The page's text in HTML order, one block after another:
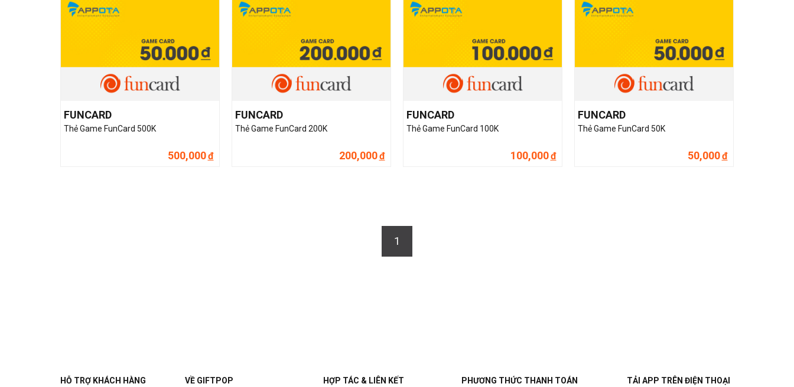
FUNCARD
Thẻ Game FunCard 500K
500,000đ
FUNCARD
Thẻ Game FunCard 200K
200,000đ
FUNCARD
Thẻ Game FunCard 100K
100,000đ
FUNCARD
Thẻ Game FunCard 50K
50,000đ
1
HỖ TRỢ KHÁCH HÀNG VỀ GIFTPOP HỢP TÁC & LIÊN KẾT PHƯƠNG THỨC THANH TOÁN TẢI APP TRÊN ĐIỆN THOẠI